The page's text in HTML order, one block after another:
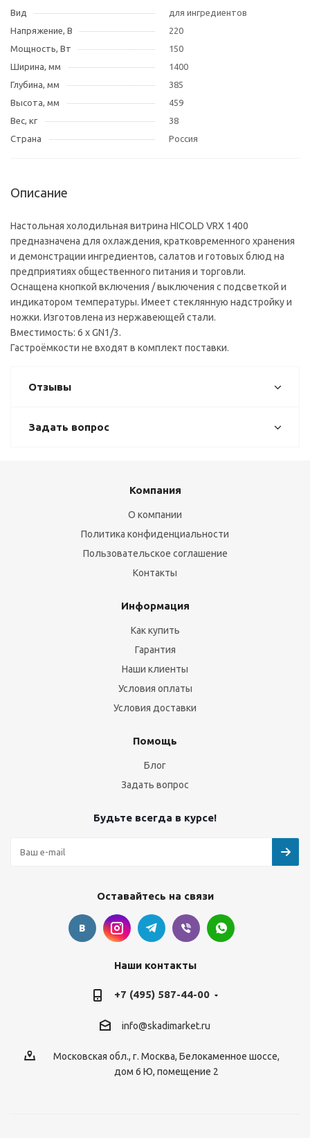
Вид
для ингредиентов
Напряжение, В
220
Мощность, Вт
150
Ширина, мм
1400
Глубина, мм
385
Высота, мм
459
Вес, кг
38
Страна
Россия
Описание
Настольная холодильная витрина HICOLD VRX 1400
предназначена для охлаждения, кратковременного хранения
и демонстрации ингредиентов, салатов и готовых блюд на
предприятиях общественного питания и торговли.
Оснащена кнопкой включения / выключения с подсветкой и
индикатором температуры. Имеет стеклянную надстройку и
ножки. Изготовлена из нержавеющей стали.
Вместимость: 6 x GN1/3.
Гастроёмкости не входят в комплект поставки.
Отзывы
Задать вопрос
Компания
О компании
Политика конфиденциальности
Пользовательское соглашение
Контакты
Информация
Как купить
Гарантия
Наши клиенты
Условия оплаты
Условия доставки
Помощь
Блог
Задать вопрос
Будьте всегда в курсе!
Оставайтесь на связи
Наши контакты
+7 (495) 587-44-00
info@skadimarket.ru
Московская обл., г. Москва, Белокаменное шоссе,
дом 6 Ю, помещение 2